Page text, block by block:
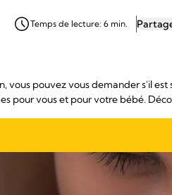
Temps de lecture: 6 min.
vous pouvez vous demander s'il
pour vous et pour votre bébé.